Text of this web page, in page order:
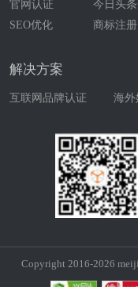
官网认证
今日头
SEO优化
商标注册
解决方案
互联网品牌认证 海外
Copyright 2016-2026